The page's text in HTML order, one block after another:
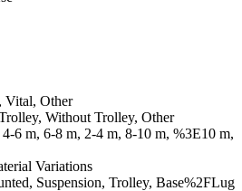
Vital, Other
Without Trolley, Other
6 m, 6-8 m, 2-4 m, 8-10 m, %3E10 m,
Variations
Suspension, Trolley, Base%2FLug